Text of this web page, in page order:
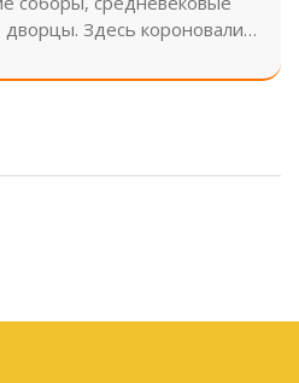
Здесь короновали
История живёт в каждом